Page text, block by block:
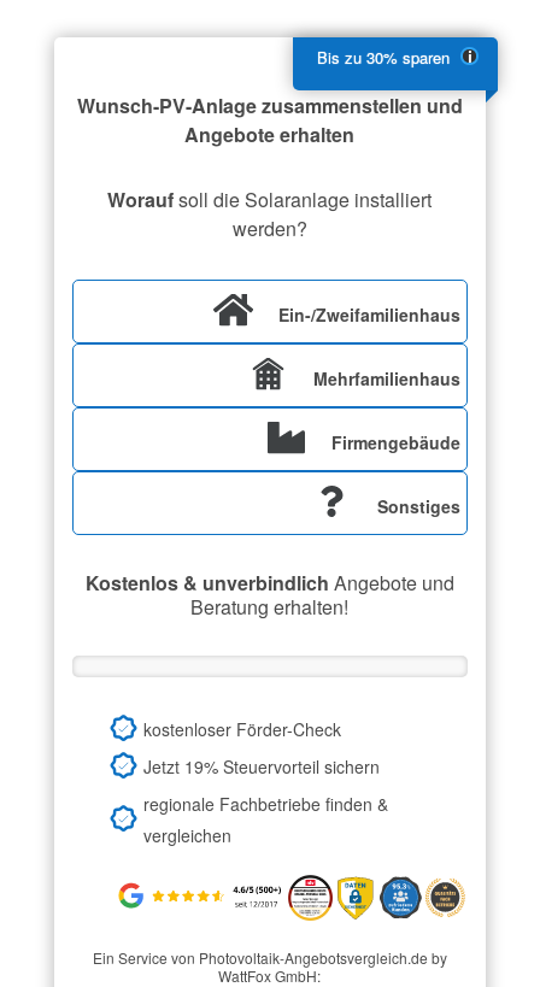
Wunsch-PV-Anlage zusammenstellen und
Angebote erhalten
Woraufsoll die Solaranlage installiert
werden?
Ein-/Zweifamilienhaus
Mehrfamilienhaus
Firmengebäude
Sonstiges
Kostenlos & unverbindlich Angebote und
Beratung erhalten!
kostenloser Förder-Check
Jetzt 19% Steuervorteil sichern
regionale Fachbetriebe finden &
vergleichen
Ein Service von Photovoltaik-Angebotsvergleich.de by
WattFox GmbH: